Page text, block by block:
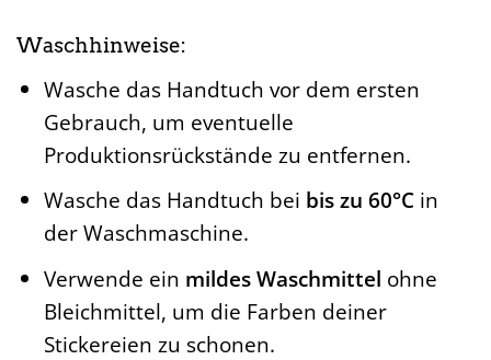
Waschhinweise:
Wasche das Handtuch vor dem ersten
Gebrauch, um eventuelle
Produktionsrückstände zu entfernen.
Wasche das Handtuch bei bis zu 60°Cin
der Waschmaschine.
Verwende ein mildes Waschmittel ohne
Bleichmittel, um die Farben deiner
Stickereien zu schonen.